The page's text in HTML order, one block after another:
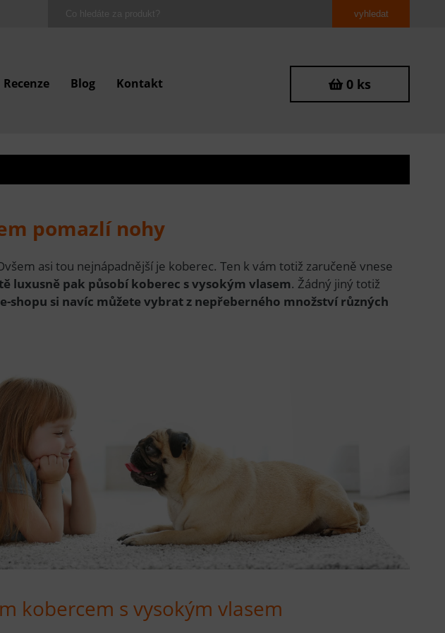
Recenze Blog Kontakt 0 ks
pomazlí nohy
asi tou nejnápadnější je koberec. Ten k vám totiž zaručeně vnese
luxusně pak působí koberec s vysokým vlasem. Žádný jiný totiž
shopu si navíc můžete vybrat z nepřeberného množství různých
kobercem s vysokým vlasem